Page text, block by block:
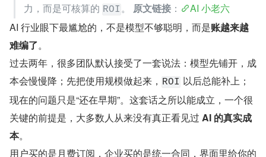
力，而是可核算的 ROI 。 原文链接 ：
AI 小老六
AI 行业眼下最尴尬的，不是模型不够聪明，而是​账越来越
难编了​。
过去两年，很多团队默认接受了一套说法：模型先铺开，成
本会慢慢降；先把使用规模做起来， ROI 以后总能补上；
现在的问题只是“还在早期”。这套话之所以能成立，一个很
关键的前提是，大多数人从来没有真正看见过 ​ AI 的真实成
本​。
用户买的是月费订阅，企业买的是统一合同，界面里给你的